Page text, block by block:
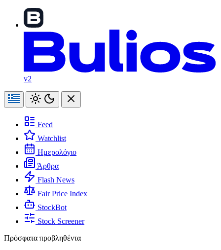
v2
Feed
Watchlist
Ημερολόγιο
Άρθρα
Flash News
Fair Price Index
StockBot
Stock Screener
Πρόσφατα προβληθέντα